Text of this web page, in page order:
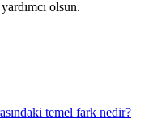
olsun.
temel fark nedir?